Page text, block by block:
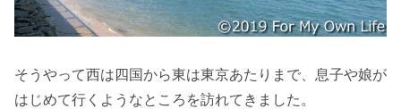
そうやって西は四国から東は東京あたりまで、息子や娘が
はじめて行くようなところを訪れてきました。